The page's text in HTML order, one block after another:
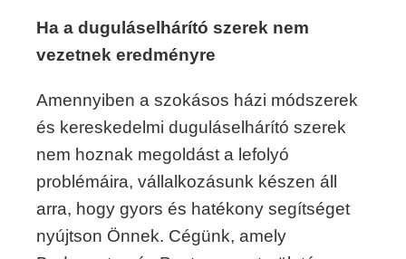
Ha a duguláselhárító szerek nem
vezetnek eredményre
Amennyiben a szokásos házi módszerek
és kereskedelmi duguláselhárító szerek
nem hoznak megoldást a lefolyó
problémáira, vállalkozásunk készen áll
arra, hogy gyors és hatékony segítséget
nyújtson Önnek. Cégünk, amely